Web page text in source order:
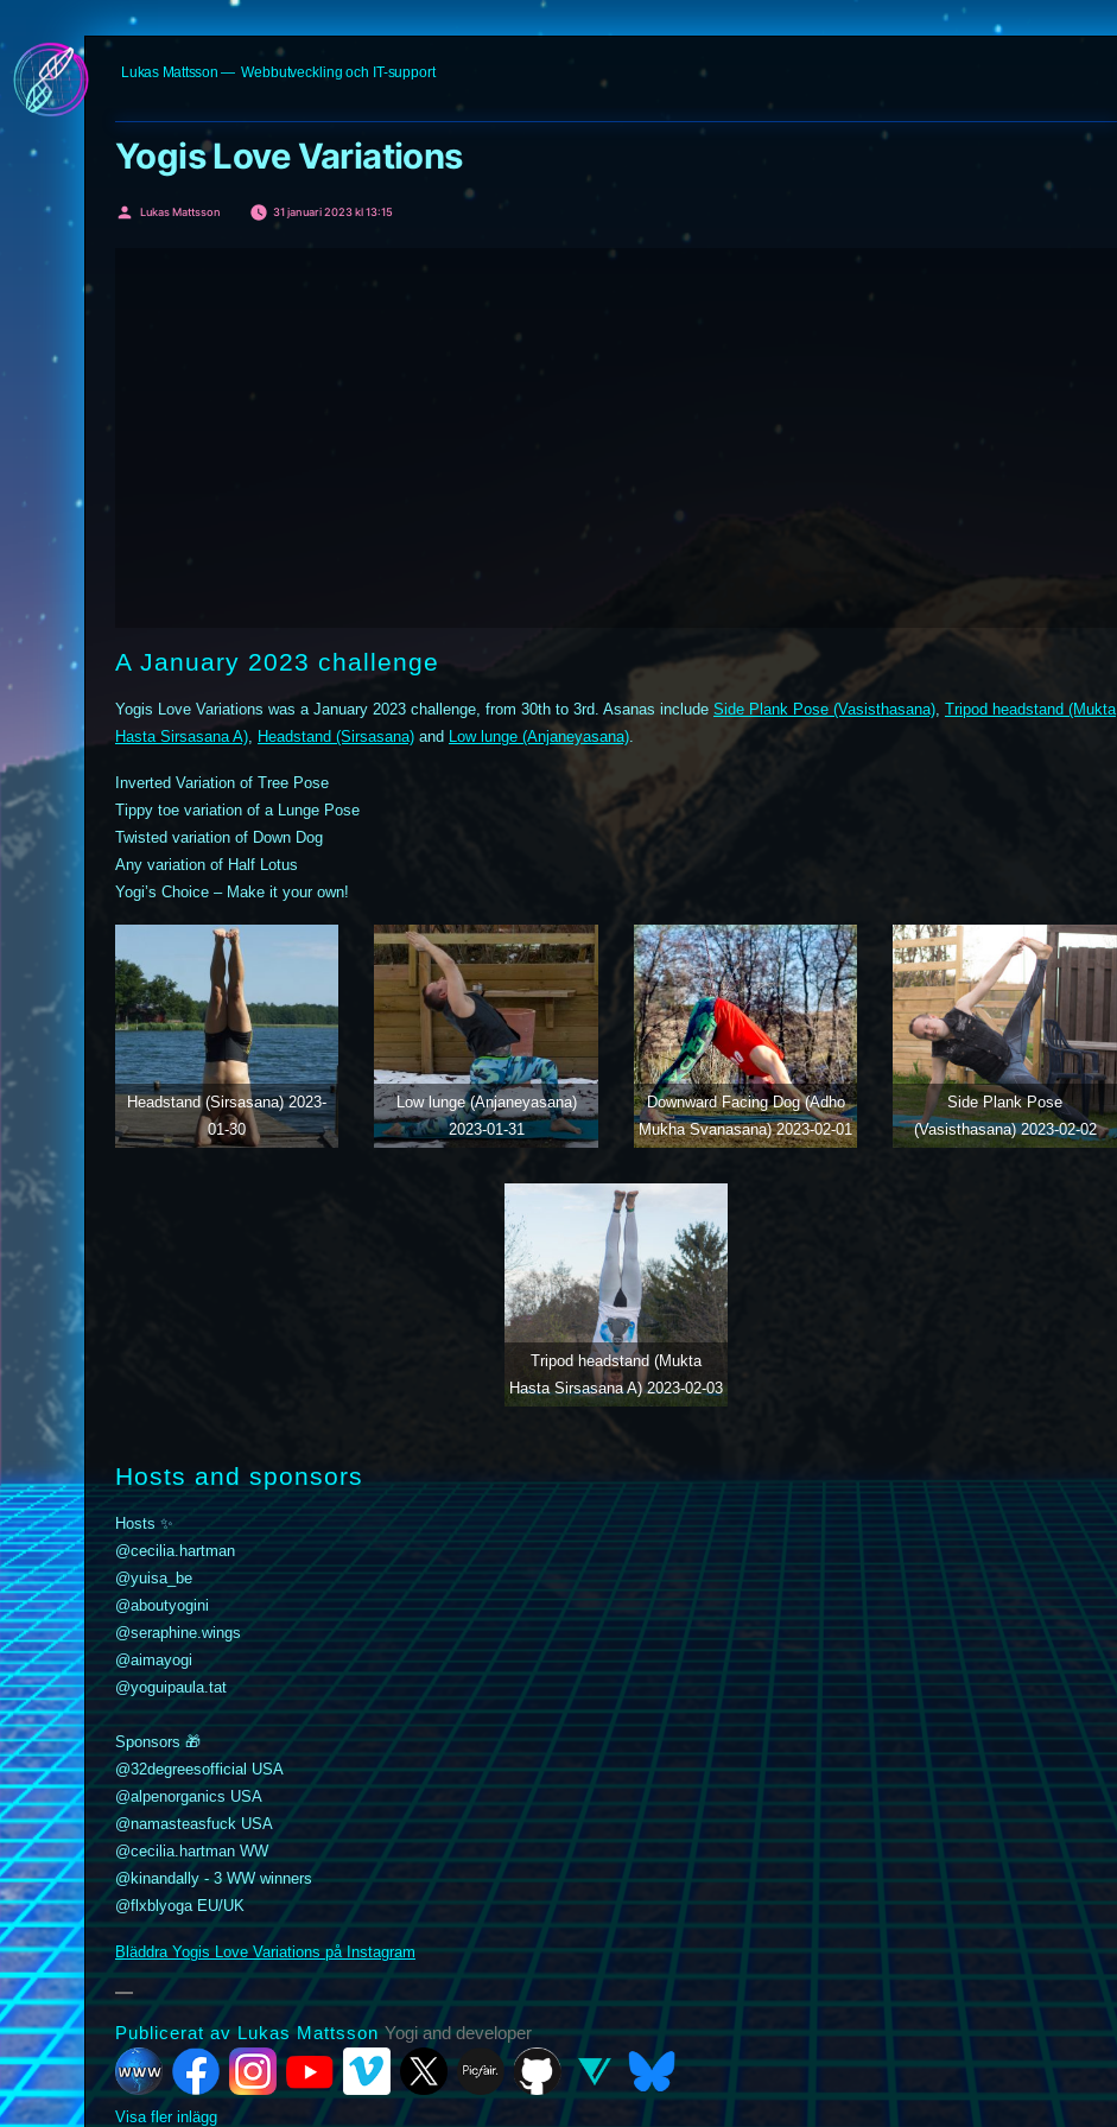
Hoppa
till
Lukas Mattsson Webbutveckling och IT-support
Yogis Love Variations
Publicerat
Lukas Mattsson 31 januari 2023 kl 13:15
A January 2023 challenge
Yogis Love Variations was a January 2023 challenge, from 30th to 3rd. Asanas include Side Plank Pose (Vasisthasana), Tripod headstand (Mukta
Hasta Sirsasana A), Headstand (Sirsasana) and Low lunge (Anjaneyasana).
Inverted Variation of Tree Pose
Tippy toe variation of a Lunge Pose
Twisted variation of Down Dog
Any variation of Half Lotus
Yogi’s Choice – Make it your own!
Headstand (Sirsasana)2023-
01-30
Low lunge (Anjaneyasana)
2023-01-31
Downward Facing Dog (Adho
Mukha Svanasana)2023-02-01
Side Plank Pose
(Vasisthasana)2023-02-02
Tripod headstand (Mukta
Hasta Sirsasana A)2023-02-03
Hosts and sponsors
Hosts ✨️
@cecilia.hartman
@yuisa_be
@aboutyogini
@seraphine.wings
@aimayogi
@yoguipaula.tat
Sponsors 🎁
@32degreesofficial USA
@alpenorganics USA
@namasteasfuck USA
@cecilia.hartman WW
@kinandally - 3 WW winners
@flxblyoga EU/UK
Bläddra Yogis Love Variations på Instagram
Publicerat av Lukas MattssonYogi and developer
YouTubeVimeo X Picfair Github Vero Bluesky
Visa fler inlägg